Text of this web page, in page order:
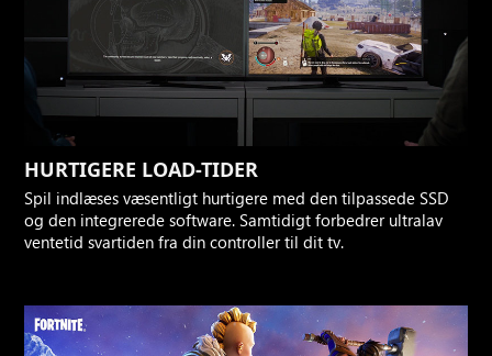
HURTIGERE LOAD-TIDER
Spil indlæses væsentligt hurtigere med den tilpassede SSD
og den integrerede software. Samtidigt forbedrer ultralav
ventetid svartiden fra din controller til dit tv.